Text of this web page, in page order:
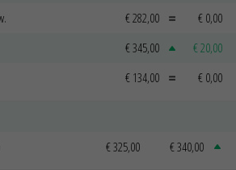
€ 282,00
€ 0,00
€ 345,00
€ 20,00
€ 134,00 € 0,00
€ 325,00 € 340,00